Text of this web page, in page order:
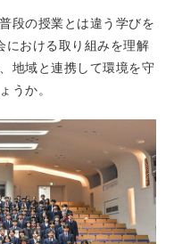
段の授業とは違う学びを
における取り組みを理解
地域と連携して環境を守
うか。